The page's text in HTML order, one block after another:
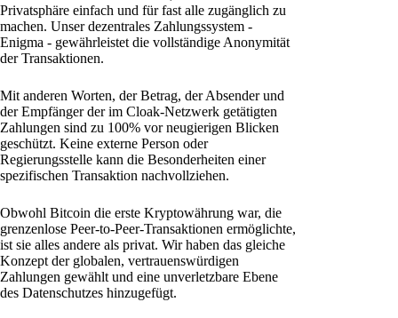
Privatsphäre einfach und für fast alle zugänglich zu
machen. Unser dezentrales Zahlungssystem -
Enigma - gewährleistet die vollständige Anonymität
der Transaktionen.
Mit anderen Worten, der Betrag, der Absender und
der Empfänger der im Cloak-Netzwerk getätigten
Zahlungen sind zu 100% vor neugierigen Blicken
geschützt. Keine externe Person oder
Regierungsstelle kann die Besonderheiten einer
spezifischen Transaktion nachvollziehen.
Obwohl Bitcoin die erste Kryptowährung war, die
grenzenlose Peer-to-Peer-Transaktionen ermöglichte,
ist sie alles andere als privat. Wir haben das gleiche
Konzept der globalen, vertrauenswürdigen
Zahlungen gewählt und eine unverletzbare Ebene
des Datenschutzes hinzugefügt.